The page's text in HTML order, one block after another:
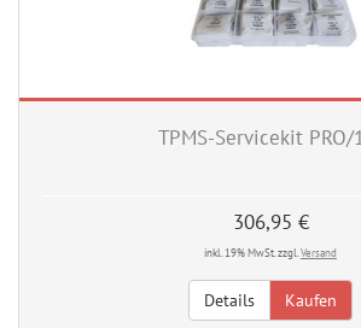
TPMS-Servicekit PRO/
306,95 €
inkl. 19% MwSt. zzgl. Versand
Details Kaufen